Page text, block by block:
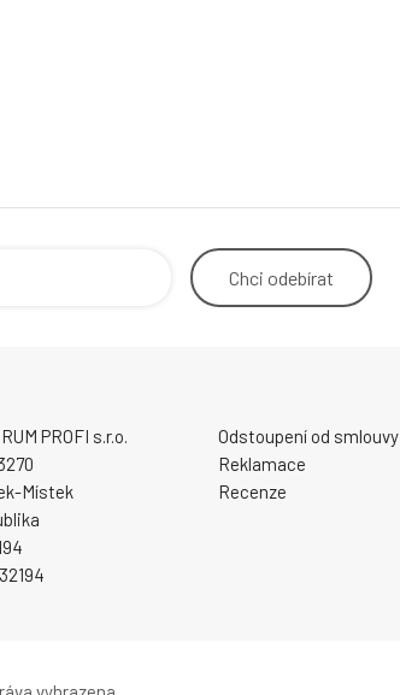
Chci odebírat
PROFI s.r.o.
Místek
Odstoupení od smlouvy
Reklamace
Recenze